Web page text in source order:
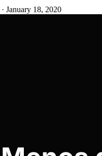
· January 18, 2020